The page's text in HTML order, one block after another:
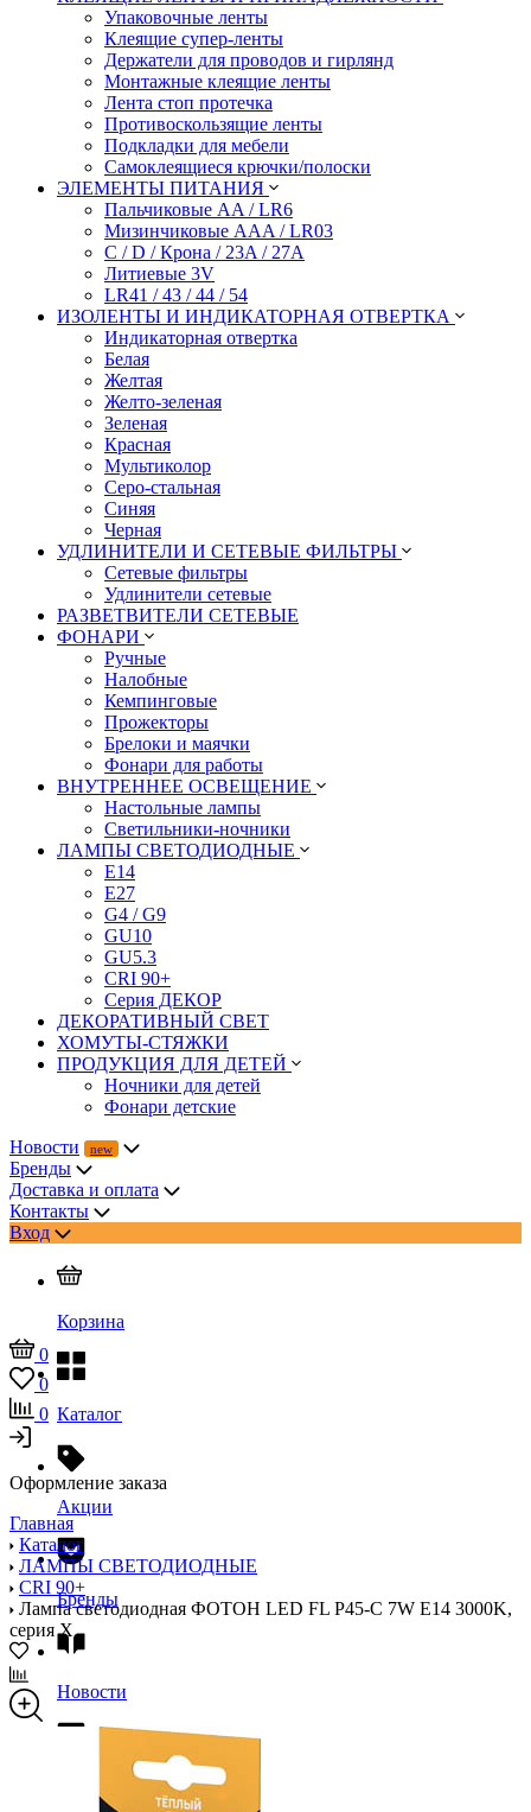
Упаковочные ленты
Клеящие супер-ленты
Держатели для проводов и гирлянд
Монтажные клеящие ленты
Лента стоп протечка
Противоскользящие ленты
Подкладки для мебели
Самоклеящиеся крючки/полоски
ЭЛЕМЕНТЫ ПИТАНИЯ
Пальчиковые AA / LR6
Мизинчиковые AAA / LR03
C / D / Крона / 23A / 27A
Литиевые 3V
LR41 / 43 / 44 / 54
ИЗОЛЕНТЫ И ИНДИКАТОРНАЯ ОТВЕРТКА
Индикаторная отвертка
Белая
Желтая
Желто-зеленая
Зеленая
Красная
Мультиколор
Серо-стальная
Синяя
Черная
УДЛИНИТЕЛИ И СЕТЕВЫЕ ФИЛЬТРЫ
Сетевые фильтры
Удлинители сетевые
РАЗВЕТВИТЕЛИ СЕТЕВЫЕ
ФОНАРИ
Ручные
Налобные
Кемпинговые
Прожекторы
Брелоки и маячки
Фонари для работы
ВНУТРЕННЕЕ ОСВЕЩЕНИЕ
Настольные лампы
Светильники-ночники
ЛАМПЫ СВЕТОДИОДНЫЕ
E14
E27
G4 / G9
GU10
GU5.3
CRI 90+
Серия ДЕКОР
ДЕКОРАТИВНЫЙ СВЕТ
ХОМУТЫ-СТЯЖКИ
ПРОДУКЦИЯ ДЛЯ ДЕТЕЙ
Ночники для детей
Фонари детские
Новости
Бренды
Доставка и оплата
Контакты
Вход
Корзина
Каталог
Акции
Бренды
Новости
0
0
0
Оформление заказа
Главная
Каталог
ЛАМПЫ СВЕТОДИОДНЫЕ
CRI 90+
Лампа светодиодная ФОТОН LED FL P45-C 7W E14 3000K,
серия Х